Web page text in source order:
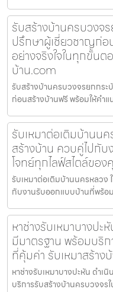
รับสร้างบ้านครบวงจ
ปรึกษาผู้เชี่ยวชาญก่อ
อย่างจริงใจในทุกขั้นต
บ้าน.com
รับสร้างบ้านครบวงจรยกกระ
ก่อนสร้างบ้านฟรี พร้อมให้คำ
รับเหมาต่อเติมบ้านน
สร้างบ้าน ควบคู่ไปกั
โจทย์ทุกไลฟ์สไตล์ขอ
รับเหมาต่อเติมบ้านนครหลวง
กับงานรับออกแบบบ้านที่พร้อ
หาช่างรับเหมาบางปะ
มีมาตรฐาน พร้อมบริก
ที่คุ้มค่า รับเหมาสร้าง
หาช่างรับเหมาบางปะหัน ดำเ
บริการรับสร้างบ้านครบวงจร